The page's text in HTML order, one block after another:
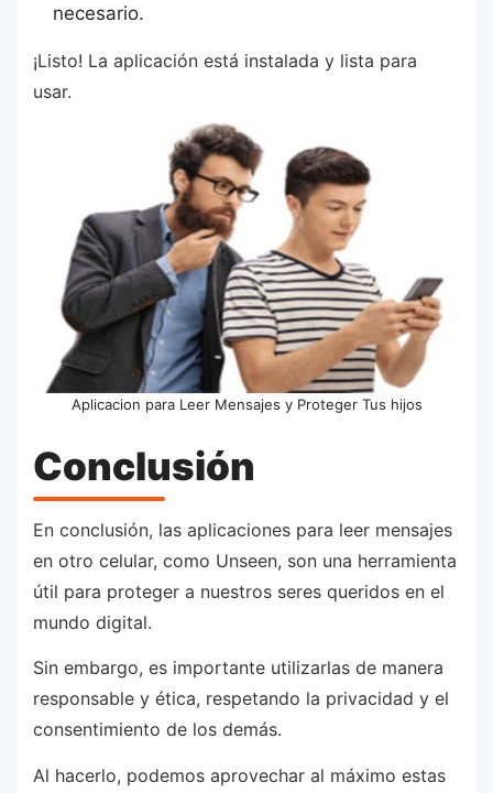
necesario.
¡Listo! La aplicación está instalada y lista para
usar.
Aplicacion para Leer Mensajes y Proteger Tus hijos
Conclusión
En conclusión, las aplicaciones para leer mensajes
en otro celular, como Unseen, son una herramienta
útil para proteger a nuestros seres queridos en el
mundo digital.
Sin embargo, es importante utilizarlas de manera
responsable y ética, respetando la privacidad y el
consentimiento de los demás.
Al hacerlo, podemos aprovechar al máximo estas